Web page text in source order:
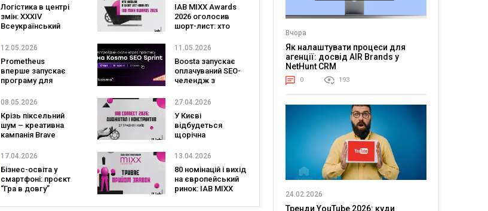
Логістика в центрі
змін: XXXIV
Всеукраїнський
збере лідерів
IAB MIXX Awards
2026 оголосив
шорт-лист: хто
найсильніших
України
12.05.2026
Prometheus
вперше запускає
програму для
навчання та
супровід у Польщі
та Німеччині
11.05.2026
Boosta запускає
оплачуваний SEO-
челендж з
найкращих
08.05.2026
Крізь піксельний
шум – креативна
кампанія Brave
27.04.2026
У Києві
відбудеться
щорічна
Connect:
Конструктив
17.04.2026
Бізнес-освіта у
смартфоні: проєкт
“Гра в довгу”
учасників і
13.04.2026
80 номінацій і вихід
на європейський
ринок: IAB MIXX
2026 приймає
Вчора
Як налаштувати процеси для
агенції: досвід AIR Brands у
NetHunt CRM
0 193
24.02.2026
Тренди YouTube 2026: куди